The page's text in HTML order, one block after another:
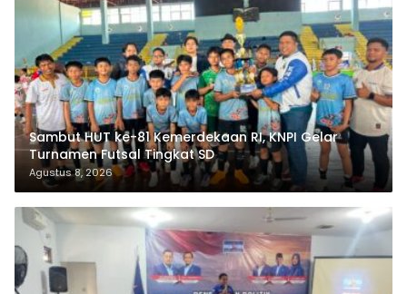
Sambut HUT ke-81 Kemerdekaan RI, KNPI Gelar
Turnamen Futsal Tingkat SD
Agustus 8, 2026